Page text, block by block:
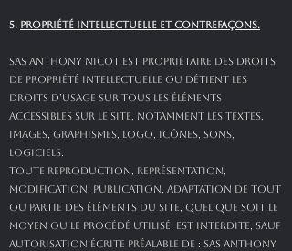
5. PROPRIÉTÉ INTELLECTUELLE ET CONTREFAÇONS.
SAS ANTHONY NICOT est propriétaire des droits
de propriété intellectuelle ou détient les
droits d’usage sur tous les éléments
accessibles sur le site, notamment les textes,
images, graphismes, logo, icônes, sons,
logiciels.
Toute reproduction, représentation,
modification, publication, adaptation de tout
ou partie des éléments du site, quel que soit le
moyen ou le procédé utilisé, est interdite, sauf
autorisation écrite préalable de : SAS ANTHONY